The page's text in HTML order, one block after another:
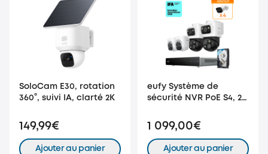
SoloCam E30, rotation
360°, suivi IA, clarté 2K
149,99€
Ajouter au panier
eufy Système de
sécurité NVR PoE S4, 2
caméras tourelle
1 099,00€
Ajouter au panier